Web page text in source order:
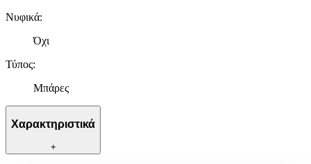
Νυφικά:
Όχι
Τύπος:
Μπάρες
Χαρακτηριστικά
+